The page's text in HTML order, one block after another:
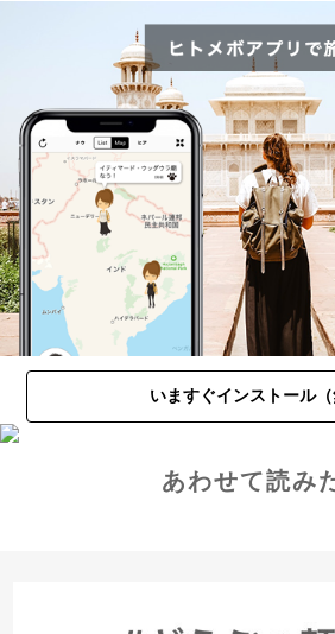
いますぐインストール（
あわせて読み